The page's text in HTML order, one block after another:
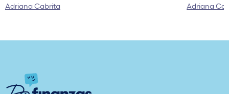
Adriana Cabrita Adriana